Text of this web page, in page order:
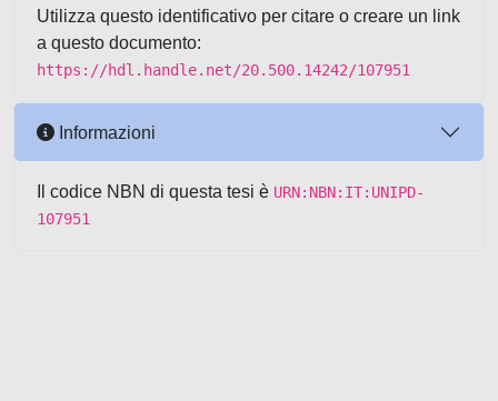
Utilizza questo identificativo per citare o creare un link
a questo documento:
https://hdl.handle.net/20.500.14242/107951
Informazioni
Il codice NBN di questa tesi è URN:NBN:IT:UNIPD-
107951